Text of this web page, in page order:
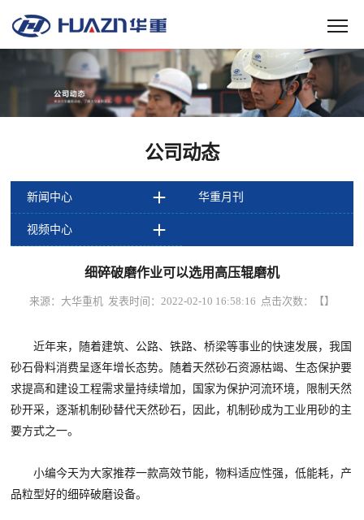
公司动态
新闻中心 华重月刊
视频中心
细碎破磨作业可以选用高压辊磨机
来源：大华重机 发表时间：2022-02-10 16:58:16 点击次数： 【】
近年来，随着建筑、公路、铁路、桥梁等事业的快速发展，我国
砂石骨料消费呈逐年增长态势。随着天然砂石资源枯竭、生态保护要
求提高和建设工程需求量持续增加，国家为保护河流环境，限制天然
砂开采，逐渐机制砂替代天然砂石，因此，机制砂成为工业用砂的主
要方式之一。
小编今天为大家推荐一款高效节能，物料适应性强，低能耗，产
品粒型好的细碎破磨设备。